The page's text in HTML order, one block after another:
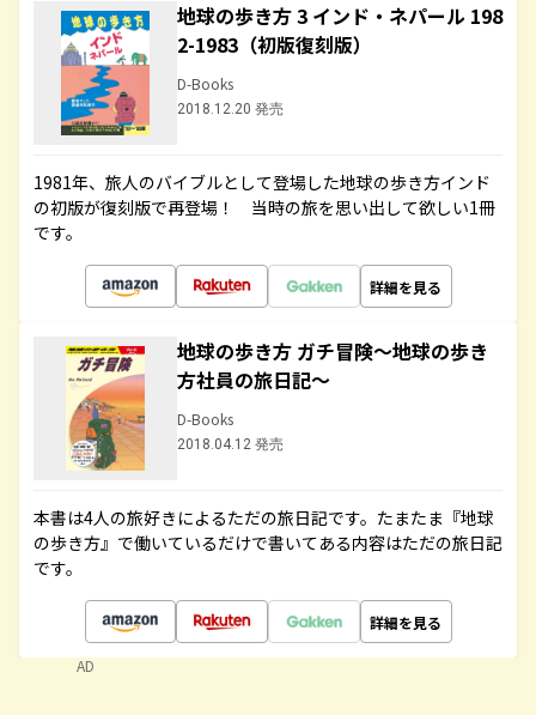
地球の歩き方 3 インド・ネパール 198
2-1983（初版復刻版）
D-Books
2018.12.20 発売
1981年、旅人のバイブルとして登場した地球の歩き方インド
の初版が復刻版で再登場！ 当時の旅を思い出して欲しい1冊
です。
詳細を見る
地球の歩き方 ガチ冒険～地球の歩き
方社員の旅日記～
D-Books
2018.04.12 発売
本書は4人の旅好きによるただの旅日記です。たまたま『地球
の歩き方』で働いているだけで書いてある内容はただの旅日記
です。
詳細を見る
AD